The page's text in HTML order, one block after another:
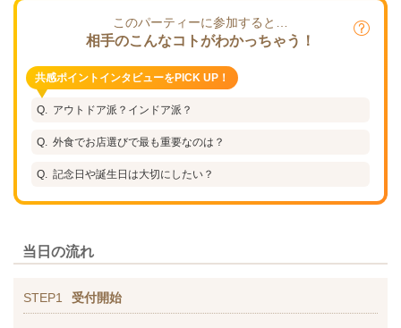
このパーティーに参加すると…
相手のこんなコトがわかっちゃう！
共感ポイントインタビューをPICK UP！
アウトドア派？インドア派？
外食でお店選びで最も重要なのは？
記念日や誕生日は大切にしたい？
当日の流れ
STEP1 受付開始